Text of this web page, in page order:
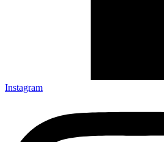
Instagram